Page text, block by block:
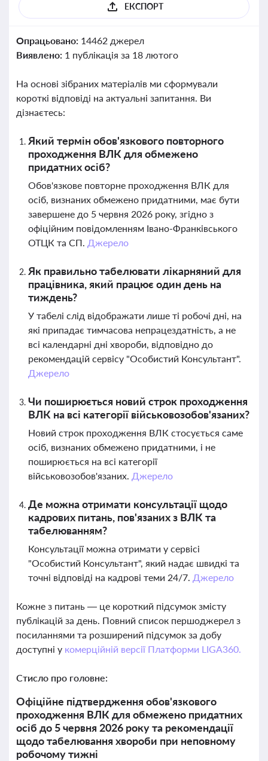
ЕКСПОРТ
Опрацьовано: 14462 джерел
Виявлено: 1 публікація за 18 лютого
На основі зібраних матеріалів ми сформували
короткі відповіді на актуальні запитання. Ви
дізнаєтесь:
Який термін обов'язкового повторного
проходження ВЛК для обмежено
придатних осіб?
Обов'язкове повторне проходження ВЛК для
осіб, визнаних обмежено придатними, має бути
завершене до 5 червня 2026 року, згідно з
офіційним повідомленням Івано-Франківського
ОТЦК та СП. Джерело
Як правильно табелювати лікарняний для
працівника, який працює один день на
тиждень?
У табелі слід відображати лише ті робочі дні, на
які припадає тимчасова непрацездатність, а не
всі календарні дні хвороби, відповідно до
рекомендацій сервісу "Особистий Консультант".
Джерело
Чи поширюється новий строк проходження
ВЛК на всі категорії військовозобов'язаних?
Новий строк проходження ВЛК стосується саме
осіб, визнаних обмежено придатними, і не
поширюється на всі категорії
військовозобов'язаних. Джерело
Де можна отримати консультації щодо
кадрових питань, пов'язаних з ВЛК та
табелюванням?
Консультації можна отримати у сервісі
"Особистий Консультант", який надає швидкі та
точні відповіді на кадрові теми 24/7. Джерело
Кожне з питань — це короткий підсумок змісту
публікацій за день. Повний список першоджерел з
посиланнями та розширений підсумок за добу
доступні у комерційній версії Платформи LIGA360.
Стисло про головне:
Офіційне підтвердження обов'язкового
проходження ВЛК для обмежено придатних
осіб до 5 червня 2026 року та рекомендації
щодо табелювання хвороби при неповному
робочому тижні